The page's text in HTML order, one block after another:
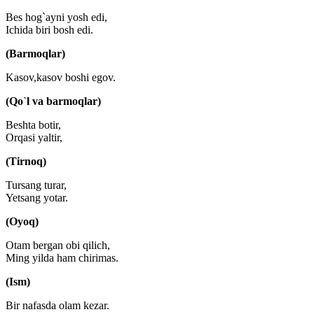
Bes hog`ayni yosh edi,
Ichida biri bosh edi.
(Barmoqlar)
Kasov,kasov boshi egov.
(Qo`l va barmoqlar)
Beshta botir,
Orqasi yaltir,
(Tirnoq)
Tursang turar,
Yetsang yotar.
(Oyoq)
Otam bergan obi qilich,
Ming yilda ham chirimas.
(Ism)
Bir nafasda olam kezar.